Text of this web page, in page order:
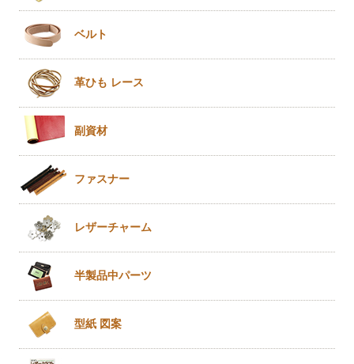
ベルト
革ひも レース
副資材
ファスナー
レザーチャーム
半製品中パーツ
型紙 図案